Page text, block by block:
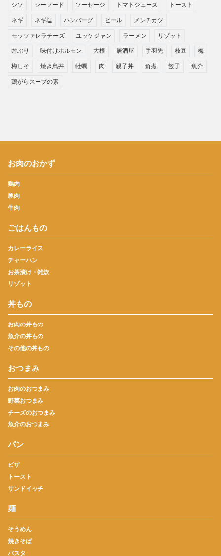
シソ シーフード ソーセージ トマトジュース トースト
ネギ ネギ塩 ハンバーグ ビール メンチカツ
モッツァレラチーズ ユッケジャン ラーメン リゾット
丼ぶり 味付けホルモン 大根 居酒屋 手羽先 枝豆 梅
梅しそ 焼き鳥丼 牡蠣 肉 親子丼 角煮 餃子 魚介
鶏がらスープの素
お肉のおかず
鶏肉
豚肉
牛肉
ごはんもの
カレーライス
チャーハン
お茶漬け・雑炊
リゾット
丼もの
お肉の丼もの
魚介の丼もの
その他の丼もの
おつまみ
お肉のおつまみ
野菜おつまみ
チーズのおつまみ
魚介のおつまみ
パン
ピザ
トースト
サンドイッチ
麺
そうめん
焼きそば
パスタ